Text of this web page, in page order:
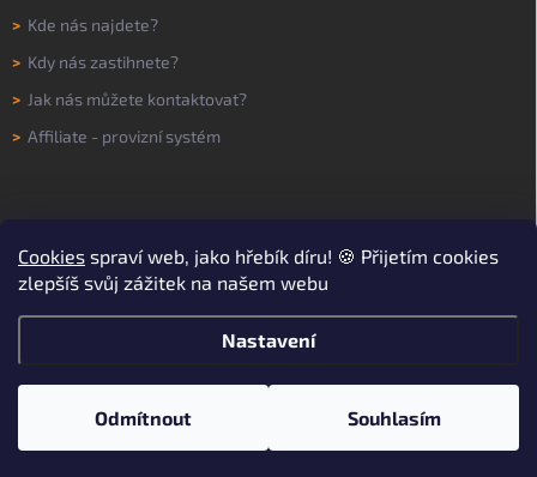
Cookies spraví web, jako hřebík díru! 🍪 Přijetím cookies
zlepšíš svůj zážitek na našem webu
Nastavení
Odmítnout Souhlasím
> Kde nás najdete?
> Kdy nás zastihnete?
> Jak nás můžete kontaktovat?
> Affiliate - provizní systém
Vytvořil Shoptet
Copyright 2026WORKNOW. Všechna práva vyhrazena.Upravit nastavení